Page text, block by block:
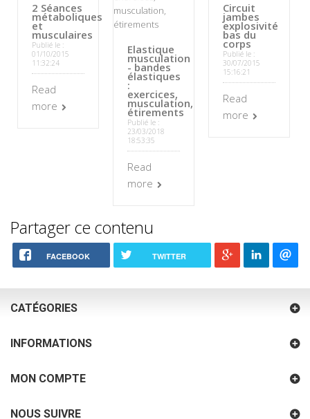
2 Séances
métaboliques
et
musculaires
Publié le :
01/10/2015
11:32:24
Read
more
Elastique
musculation
- bandes
élastiques
:
exercices,
musculation,
étirements
Publié le :
23/03/2018
18:53:35
Read
more
Circuit
jambes
explosivité
bas du
corps
Publié le :
30/07/2015
15:16:21
Read
more
Partager ce contenu
FACEBOOK TWITTER
CATÉGORIES
INFORMATIONS
MON COMPTE
NOUS SUIVRE